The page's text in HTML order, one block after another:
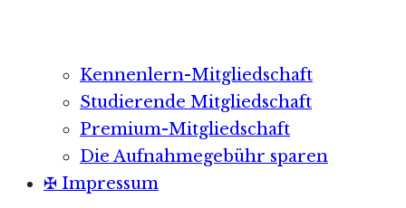
Kennenlern-Mitgliedschaft
Studierende Mitgliedschaft
Premium-Mitgliedschaft
Die Aufnahmegebühr sparen
✠ Impressum